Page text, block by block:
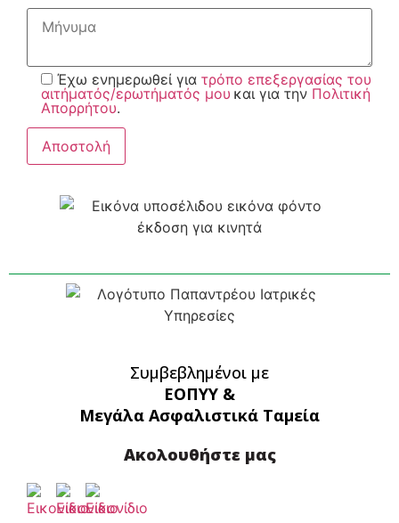
Έχω ενημερωθεί για τρόπο επεξεργασίας του
αιτήματός/ερωτήματός μου και για την Πολιτική
Απορρήτου.
Συμβεβλημένοι με
ΕΟΠΥΥ &
Μεγάλα Ασφαλιστικά Ταμεία
Ακολουθήστε μας